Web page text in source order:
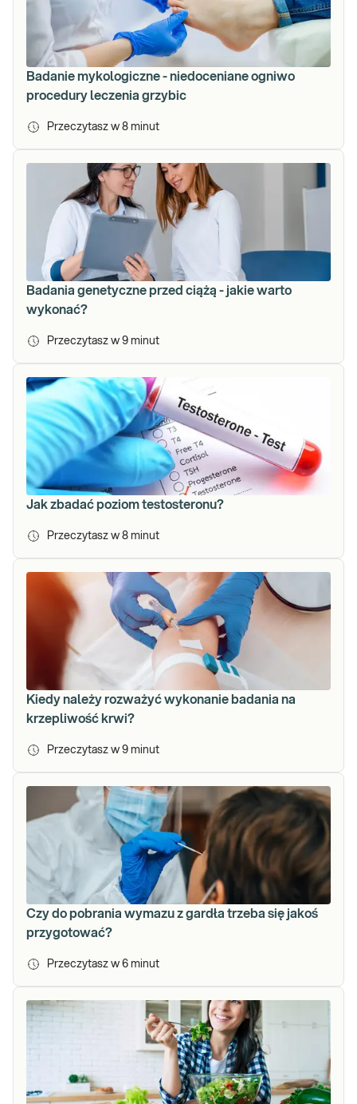
Badanie mykologiczne - niedoceniane ogniwo
procedury leczenia grzybic
Przeczytasz w 8 minut
Badania genetyczne przed ciążą - jakie warto
wykonać?
Przeczytasz w 9 minut
Jak zbadać poziom testosteronu?
Przeczytasz w 8 minut
Kiedy należy rozważyć wykonanie badania na
krzepliwość krwi?
Przeczytasz w 9 minut
Czy do pobrania wymazu z gardła trzeba się jakoś
przygotować?
Przeczytasz w 6 minut